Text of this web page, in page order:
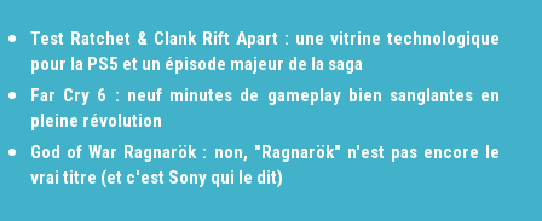
Test Ratchet & Clank Rift Apart : une vitrine technologique
pour la PS5 et un épisode majeur de la saga
Far Cry 6 : neuf minutes de gameplay bien sanglantes en
pleine révolution
God of War Ragnarök : non, "Ragnarök" n'est pas encore le
vrai titre (et c'est Sony qui le dit)